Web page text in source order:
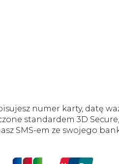
numer karty, datę
standardem 3D
SMS-em ze swojego